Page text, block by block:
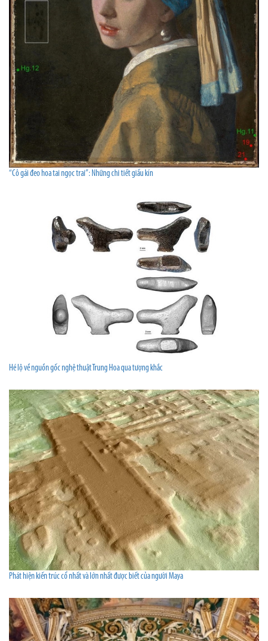
“Cô gái đeo hoa tai ngọc trai”: Những chi tiết giấu kín
Hé lộ về nguồn gốc nghệ thuật Trung Hoa qua tượng khắc
Phát hiện kiến trúc cổ nhất và lớn nhất được biết của người Maya